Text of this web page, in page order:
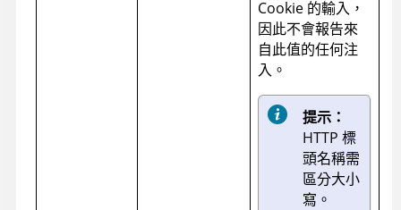
Cookie 的輸入，
因此不會報告來
自此值的任何注
入。
提示：
HTTP 標
頭名稱需
區分大小
寫。